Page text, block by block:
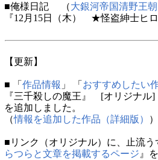
■俺様日記 （大銀河帝国清野王朝
『12月15日（木） ★怪盗紳士ヒ
【更新】
■ 「 作品情報 」 「 おすすめしたい
『三千殺しの魔王』 [オリジナ
を追加しました。
（情報を追加した作品（詳細版） ）
■リンク（オリジナル）に、止流
らつらと文章を掲載するページ』